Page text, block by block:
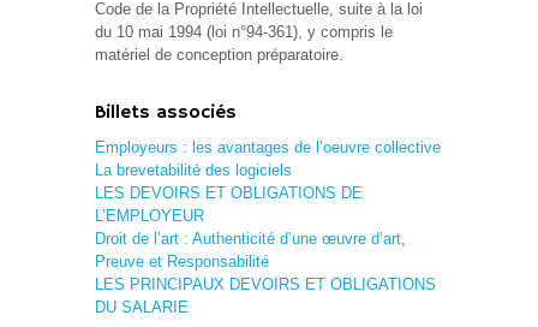
Code de la Propriété Intellectuelle, suite à la loi
du 10 mai 1994 (loi n°94-361), y compris le
matériel de conception préparatoire.
Billets associés
Employeurs : les avantages de l’oeuvre collective
La brevetabilité des logiciels
LES DEVOIRS ET OBLIGATIONS DE
L’EMPLOYEUR
Droit de l’art : Authenticité d’une œuvre d’art,
Preuve et Responsabilité
LES PRINCIPAUX DEVOIRS ET OBLIGATIONS
DU SALARIE